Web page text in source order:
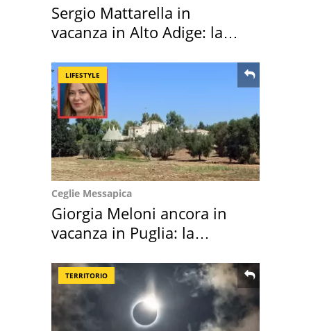
Sergio Mattarella in
vacanza in Alto Adige: la
LIFESTYLE
Ceglie Messapica
Giorgia Meloni ancora in
vacanza in Puglia: la
TERRITORIO